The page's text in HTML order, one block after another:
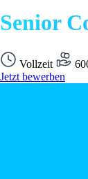
Senior
Vollzeit
Jetzt bewerben